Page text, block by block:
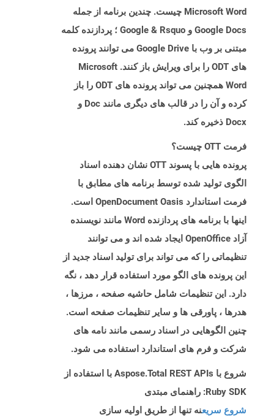
Microsoft Word چیست. چندین برنامه از جمله
Google Docs و Google & Rsquo ؛ پردازنده کلمه
مبتنی بر وب با Google Drive می توانند پرونده
های ODT را برای ویرایش باز کنند. Microsoft
Word همچنین می تواند پرونده های ODT را باز
کرده و آن را در قالب های دیگری مانند Doc و
Docx ذخیره کند.
فرمت OTT چیست؟
پرونده هایی با پسوند OTT نشان دهنده اسناد
الگوی تولید شده توسط برنامه های مطابق با
فرمت استاندارد OpenDocument Oasis است.
اینها با برنامه های پردازنده Word مانند نویسنده
آزاد OpenOffice ایجاد شده اند و می توانند
تنظیماتی را که می تواند برای تولید اسناد جدید از
این پرونده های الگو مورد استفاده قرار دهد ، نگه
دارد. این تنظیمات شامل حاشیه صفحه ، مرزها ،
هدرها ، پاورقی ها و سایر تنظیمات صفحه است.
چنین الگوهایی در اسناد رسمی مانند نامه های
شرکت و فرم های استاندارد استفاده می شود.
شروع با Aspose.Total REST APIs با استفاده از
Ruby SDK: راهنمای مبتدی
شروع سریعنه تنها از طریق اولیه سازی